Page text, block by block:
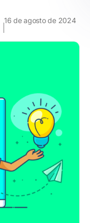
16 de agosto de 2024